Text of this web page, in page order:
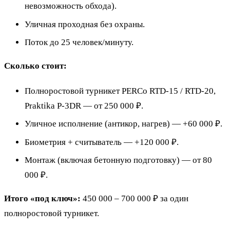
невозможность обхода).
Уличная проходная без охраны.
Поток до 25 человек/минуту.
Сколько стоит:
Полноростовой турникет PERCo RTD-15 / RTD-20,
Praktika P-3DR — от 250 000 ₽.
Уличное исполнение (антикор, нагрев) — +60 000 ₽.
Биометрия + считыватель — +120 000 ₽.
Монтаж (включая бетонную подготовку) — от 80
000 ₽.
Итого «под ключ»: 450 000 – 700 000 ₽ за один
полноростовой турникет.